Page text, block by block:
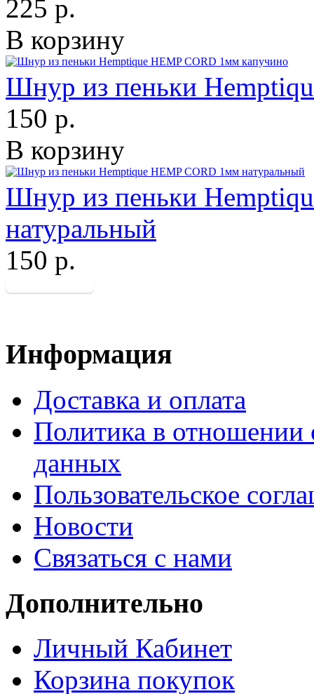
225 р.
В корзину
Шнур из пеньки
150 р.
В корзину
Шнур из пеньки
натуральный
150 р.
Информация
Доставка и оплата
Политика в отношении
данных
Пользовательское
Новости
Связаться с нами
Дополнительно
Личный Кабинет
Корзина покупок